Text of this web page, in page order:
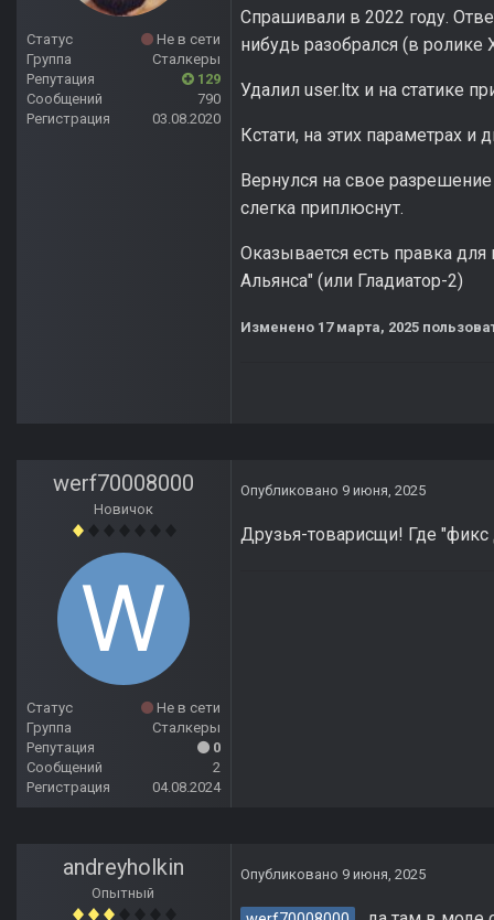
Статус
Не в сети
Группа
Сталкеры
Репутация
129
Сообщений
790
Регистрация
03.08.2020
Спрашивали в 2022 году.
нибудь разобрался (в
Удалил user.ltx и на статике
Кстати, на этих параметрах
Вернулся на свое
слегка приплюснут.
Оказывается есть правка
Альянса" (или Гладиатор-2)
Изменено 17 марта, 2025
werf70008000
Новичок
Статус
Не в сети
Группа
Сталкеры
Репутация
0
Сообщений
2
Регистрация
04.08.2024
Опубликовано 9 июня, 2025
Друзья-товарисщи! Где "фикс
andreyholkin
Опытный
Опубликовано 9 июня, 2025